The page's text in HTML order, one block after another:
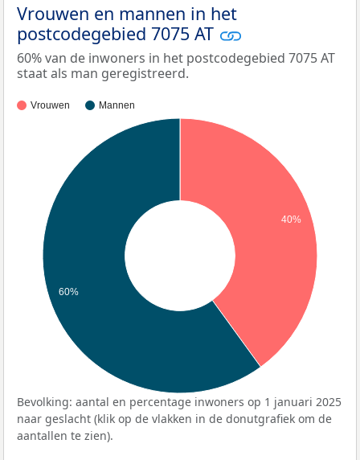
Vrouwen en mannen in het
postcodegebied 7075 AT
60% van de inwoners in het postcodegebied 7075 AT
staat als man geregistreerd.
Vrouwen Mannen
40%
60%
Bevolking: aantal en percentage inwoners op 1 januari 2025
naar geslacht (klik op de vlakken in de donutgrafiek om de
aantallen te zien).